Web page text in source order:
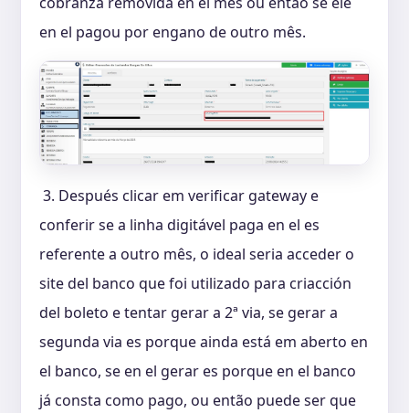
en el pagou por engano de outro mês.
3. Después clicar em verificar gateway e
conferir se a linha digitável paga en el es
referente a outro mês, o ideal seria acceder o
site del banco que foi utilizado para criacción
del boleto e tentar gerar a 2ª via, se gerar a
segunda via es porque ainda está em aberto en
el banco, se en el gerar es porque en el banco
já consta como pago, ou então puede ser que